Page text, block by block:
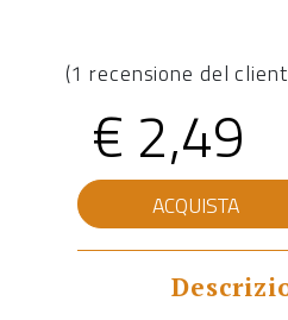
(1 recensione del
€ 2,49
Glassa
al
cioccolato
quantità
ACQUISTA